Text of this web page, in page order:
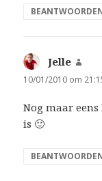
Jelle
10/01/2010 om
Nog maar
is 🙂